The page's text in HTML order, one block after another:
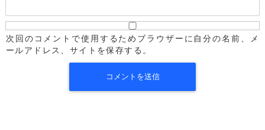
次回のコメントで使用するためブラウザーに自分の名前、メ
ールアドレス、サイトを保存する。